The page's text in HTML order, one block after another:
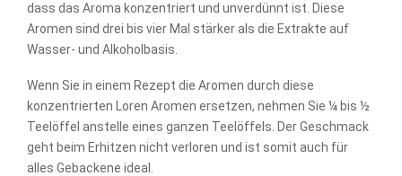
dass das Aroma konzentriert und unverdünnt ist. Diese
Aromen sind drei bis vier Mal stärker als die Extrakte auf
Wasser- und Alkoholbasis.
Wenn Sie in einem Rezept die Aromen durch diese
konzentrierten Loren Aromen ersetzen, nehmen Sie ¼ bis ½
Teelöffel anstelle eines ganzen Teelöffels. Der Geschmack
geht beim Erhitzen nicht verloren und ist somit auch für
alles Gebackene ideal.